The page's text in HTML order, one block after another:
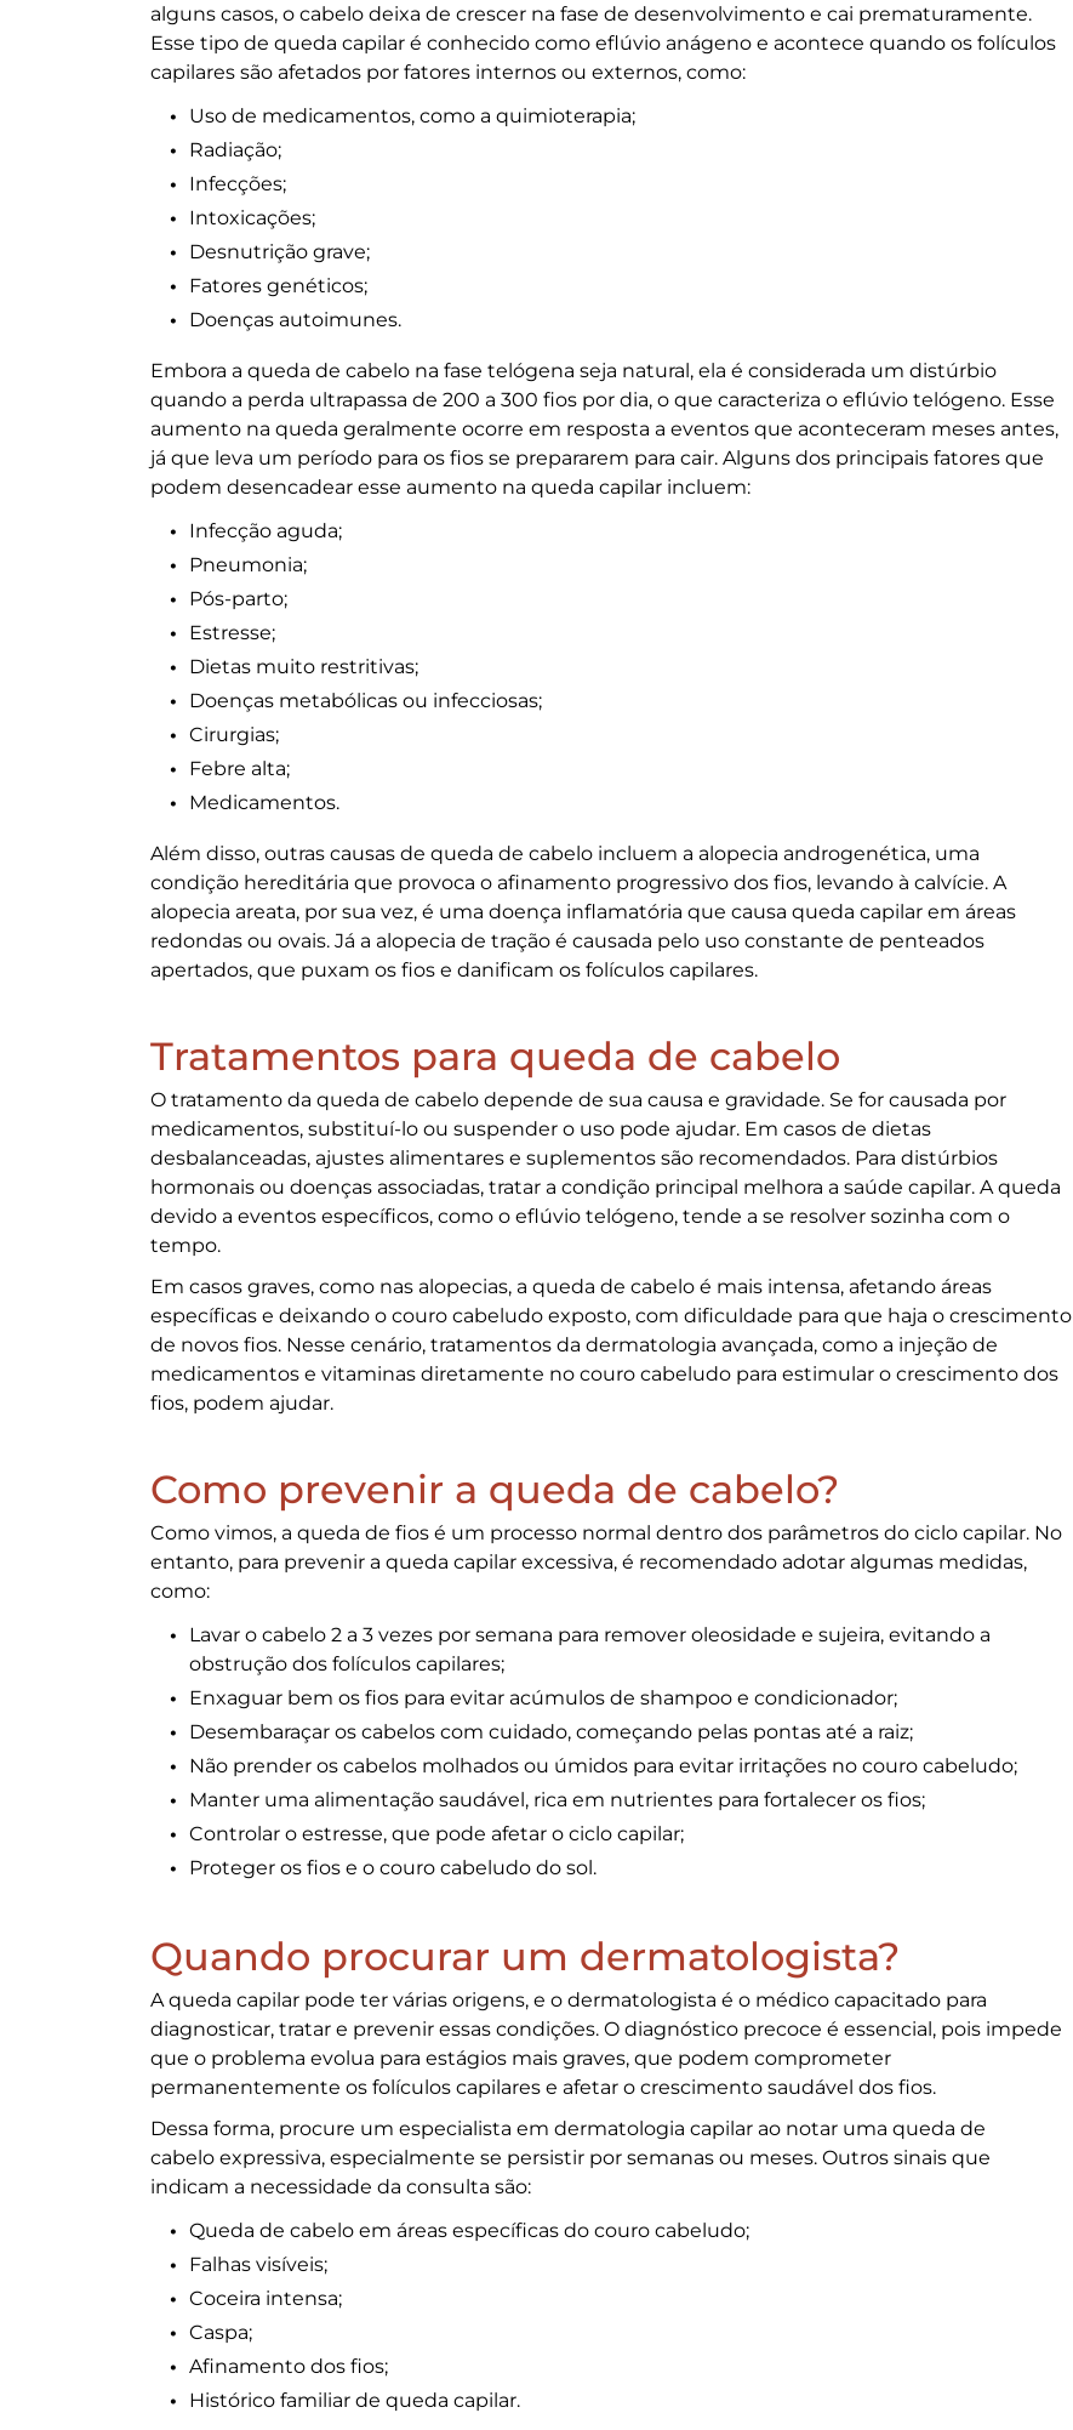
alguns casos, o cabelo deixa de crescer na fase de desenvolvimento e cai prematuramente.
Esse tipo de queda capilar é conhecido como eflúvio anágeno e acontece quando os folículos
capilares são afetados por fatores internos ou externos, como:
Uso de medicamentos, como a quimioterapia;
Radiação;
Infecções;
Intoxicações;
Desnutrição grave;
Fatores genéticos;
Doenças autoimunes.
Embora a queda de cabelo na fase telógena seja natural, ela é considerada um distúrbio
quando a perda ultrapassa de 200 a 300 fios por dia, o que caracteriza o eflúvio telógeno. Esse
aumento na queda geralmente ocorre em resposta a eventos que aconteceram meses antes,
já que leva um período para os fios se prepararem para cair. Alguns dos principais fatores que
podem desencadear esse aumento na queda capilar incluem:
Infecção aguda;
Pneumonia;
Pós-parto;
Estresse;
Dietas muito restritivas;
Doenças metabólicas ou infecciosas;
Cirurgias;
Febre alta;
Medicamentos.
Além disso, outras causas de queda de cabelo incluem a alopecia androgenética, uma
condição hereditária que provoca o afinamento progressivo dos fios, levando à calvície. A
alopecia areata, por sua vez, é uma doença inflamatória que causa queda capilar em áreas
redondas ou ovais. Já a alopecia de tração é causada pelo uso constante de penteados
apertados, que puxam os fios e danificam os folículos capilares.
Tratamentos para queda de cabelo
O tratamento da queda de cabelo depende de sua causa e gravidade. Se for causada por
medicamentos, substituí-lo ou suspender o uso pode ajudar. Em casos de dietas
desbalanceadas, ajustes alimentares e suplementos são recomendados. Para distúrbios
hormonais ou doenças associadas, tratar a condição principal melhora a saúde capilar. A queda
devido a eventos específicos, como o eflúvio telógeno, tende a se resolver sozinha com o
tempo.
Em casos graves, como nas alopecias, a queda de cabelo é mais intensa, afetando áreas
específicas e deixando o couro cabeludo exposto, com dificuldade para que haja o crescimento
de novos fios. Nesse cenário, tratamentos da dermatologia avançada, como a injeção de
medicamentos e vitaminas diretamente no couro cabeludo para estimular o crescimento dos
fios, podem ajudar.
Como prevenir a queda de cabelo?
Como vimos, a queda de fios é um processo normal dentro dos parâmetros do ciclo capilar. No
entanto, para prevenir a queda capilar excessiva, é recomendado adotar algumas medidas,
como:
Lavar o cabelo 2 a 3 vezes por semana para remover oleosidade e sujeira, evitando a
obstrução dos folículos capilares;
Enxaguar bem os fios para evitar acúmulos de shampoo e condicionador;
Desembaraçar os cabelos com cuidado, começando pelas pontas até a raiz;
Não prender os cabelos molhados ou úmidos para evitar irritações no couro cabeludo;
Manter uma alimentação saudável, rica em nutrientes para fortalecer os fios;
Controlar o estresse, que pode afetar o ciclo capilar;
Proteger os fios e o couro cabeludo do sol.
Quando procurar um dermatologista?
Aqueda capilar pode ter várias origens, e o dermatologista é o médico capacitado para
diagnosticar, tratar e prevenir essas condições. O diagnóstico precoce é essencial, pois impede
que o problema evolua para estágios mais graves, que podem comprometer
permanentemente os folículos capilares e afetar o crescimento saudável dos fios.
Dessa forma, procure um especialista em dermatologia capilar ao notar uma queda de
cabelo expressiva, especialmente se persistir por semanas ou meses. Outros sinais que
indicam a necessidade da consulta são:
Queda de cabelo em áreas específicas do couro cabeludo;
Falhas visíveis;
Coceira intensa;
Caspa;
Afinamento dos fios;
Histórico familiar de queda capilar.